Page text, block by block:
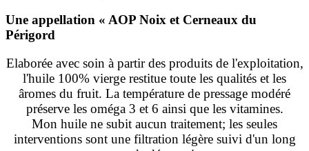
Une appellation « AOP Noix et Cerneaux du
Périgord
Elaborée avec soin à partir des produits de l'exploitation,
l'huile 100% vierge restitue toute les qualités et les
âromes du fruit. La température de pressage modéré
préserve les oméga 3 et 6 ainsi que les vitamines.
Mon huile ne subit aucun traitement; les seules
interventions sont une filtration légère suivi d'un long